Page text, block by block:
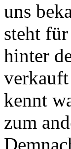
uns
steht
hinter
kennt
zum